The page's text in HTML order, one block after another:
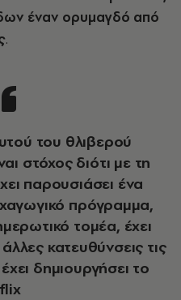
έναν ορυμαγδό από
.
στόχος διότι με τη
παρουσιάσει ένα
πρόγραμμα,
τομέα, έχει
κατευθύνσεις τις
δημιουργήσει το